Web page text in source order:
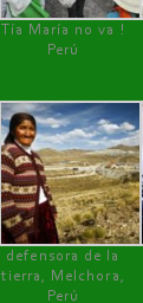
Tía María no va !
Perú
defensora de la
tierra, Melchora,
Perú